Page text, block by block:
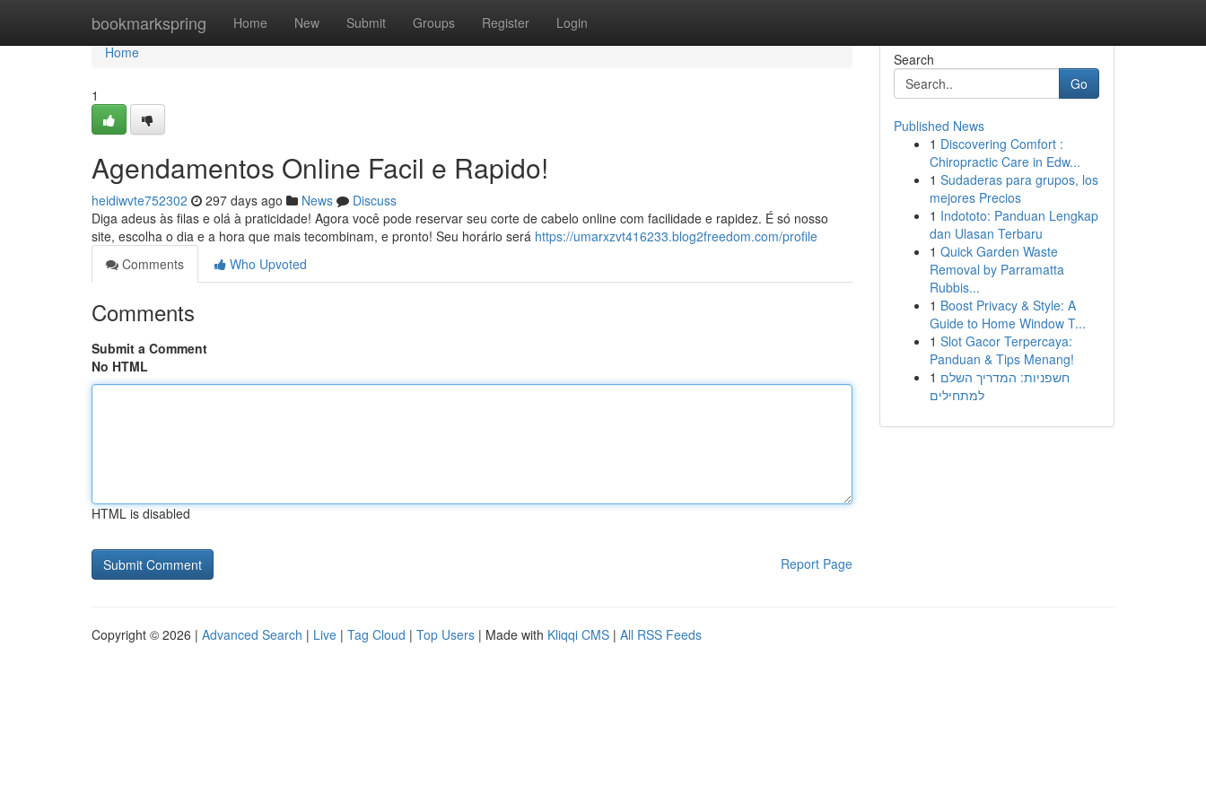
bookmarkspring Home New Submit Groups Register Login
Home
Home
1
Agendamentos Online Facil e Rapido!
heidiwvte752302 297 days ago News
Discuss
Diga adeus às filas e olá à praticidade! Agora você pode reservar seu corte de cabelo online com facilidade e rapidez. É só nosso
site, escolha o dia e a hora que mais tecombinam, e pronto! Seu horário será https://umarxzvt416233.blog2freedom.com/profile
Comments
Who Upvoted
Comments
Submit a Comment
No HTML
HTML is disabled
Report Page
Search
Go
Published News
1 Discovering Comfort :
Chiropractic Care in Edw...
1 Sudaderas para grupos, los
mejores Precios
1 Indototo: Panduan Lengkap
dan Ulasan Terbaru
1 Quick Garden Waste
Removal by Parramatta
Rubbis...
1 Boost Privacy & Style: A
Guide to Home Window T...
1 Slot Gacor Terpercaya:
Panduan & Tips Menang!
1 חשפניות: המדריך השלם
למתחילים
Copyright © 2026 | Advanced Search | Live | Tag Cloud | Top Users | Made with Kliqqi CMS | All RSS Feeds